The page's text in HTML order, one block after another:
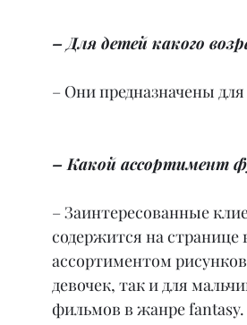
– Для детей какого
– Они предназначены
– Какой ассортимент
– Заинтересованные
содержится на
ассортиментом
девочек, так и для
фильмов в жанре fantasy.